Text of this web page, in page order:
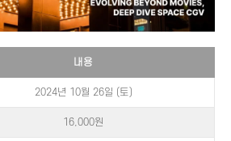
내용
2024년 10월 26일 (토)
16,000원